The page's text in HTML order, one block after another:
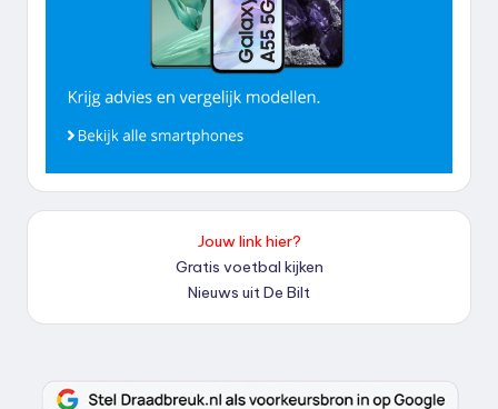
Jouw link hier?
Gratis voetbal kijken
Nieuws uit De Bilt